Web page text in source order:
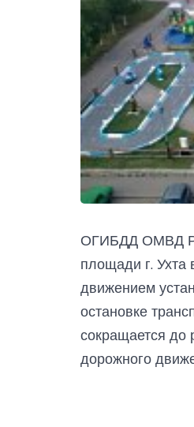
ОГИБДД ОМВД
площади г.
движением
остановке
сокращается до
дорожного